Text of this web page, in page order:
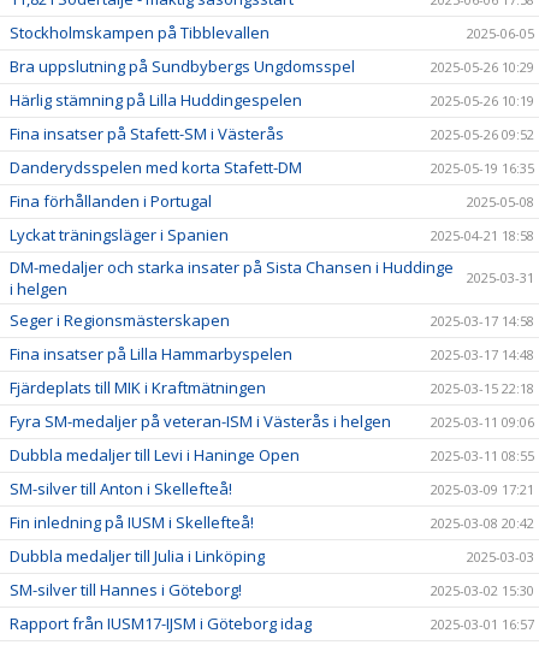
Stockholmskampen på Tibblevallen 2025-06-05
Bra uppslutning på Sundbybergs Ungdomsspel 2025-05-26 10:29
Härlig stämning på Lilla Huddingespelen 2025-05-26 10:19
Fina insatser på Stafett-SM i Västerås 2025-05-26 09:52
Danderydsspelen med korta Stafett-DM 2025-05-19 16:35
Fina förhållanden i Portugal 2025-05-08
Lyckat träningsläger i Spanien 2025-04-21 18:58
DM-medaljer och starka insater på Sista Chansen i Huddinge
i helgen
2025-03-31
Seger i Regionsmästerskapen 2025-03-17 14:58
Fina insatser på Lilla Hammarbyspelen 2025-03-17 14:48
Fjärdeplats till MIK i Kraftmätningen 2025-03-15 22:18
Fyra SM-medaljer på veteran-ISM i Västerås i helgen 2025-03-11 09:06
Dubbla medaljer till Levi i Haninge Open 2025-03-11 08:55
SM-silver till Anton i Skellefteå! 2025-03-09 17:21
Fin inledning på IUSM i Skellefteå! 2025-03-08 20:42
Dubbla medaljer till Julia i Linköping 2025-03-03
SM-silver till Hannes i Göteborg! 2025-03-02 15:30
Rapport från IUSM17-IJSM i Göteborg idag 2025-03-01 16:57